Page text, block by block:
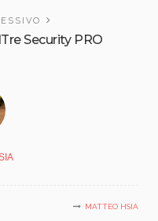
Security PRO
MATTEO HSIA